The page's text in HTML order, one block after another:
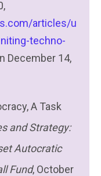
articles/u
techno-
December 14,
A Task
and Strategy:
Autocratic
Fund, October